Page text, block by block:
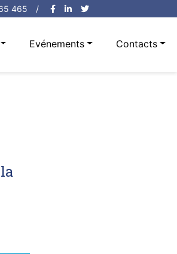
465 /
Evénements Contacts